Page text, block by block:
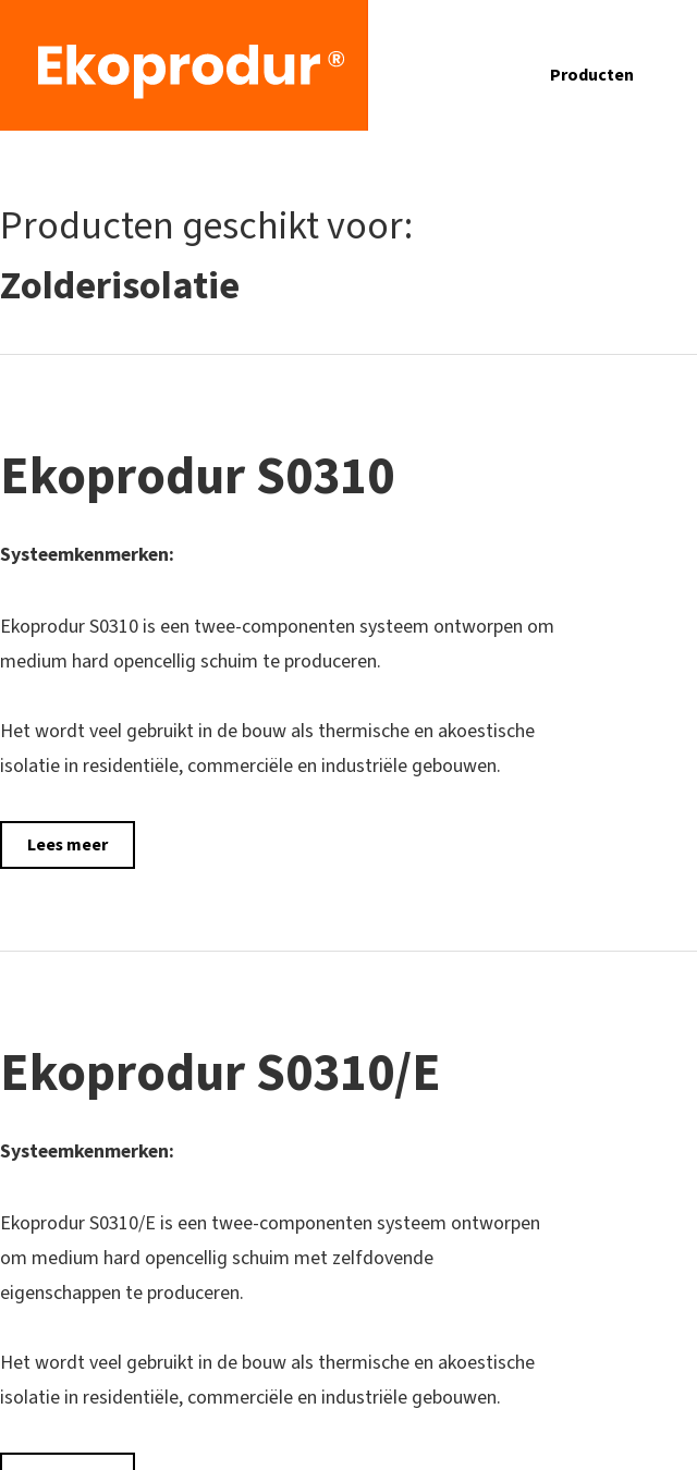
Producten
Producten geschikt voor:
Zolderisolatie
Ekoprodur S0310
Systeemkenmerken:
Ekoprodur S0310 is een twee-componenten systeem ontworpen om
medium hard opencellig schuim te produceren.
Het wordt veel gebruikt in de bouw als thermische en akoestische
isolatie in residentiële, commerciële en industriële gebouwen.
Lees meer
Ekoprodur S0310/E
Systeemkenmerken:
Ekoprodur S0310/E is een twee-componenten systeem ontworpen
om medium hard opencellig schuim met zelfdovende
eigenschappen te produceren.
Het wordt veel gebruikt in de bouw als thermische en akoestische
isolatie in residentiële, commerciële en industriële gebouwen.